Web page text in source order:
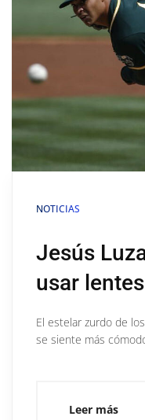
NOTICIAS
Jesús
usar
El estelar zurdo de
se siente más
Leer más